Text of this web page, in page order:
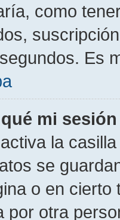
como
Es
mi
la casilla
se
o en
por otra